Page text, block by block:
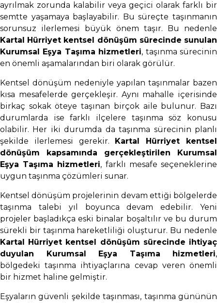
ayrılmak zorunda kalabilir veya geçici olarak farklı bir
semtte yaşamaya başlayabilir. Bu süreçte taşınmanın
sorunsuz ilerlemesi büyük önem taşır. Bu nedenle
Kartal Hürriyet kentsel dönüşüm sürecinde sunulan
Kurumsal Eşya Taşıma hizmetleri, taşınma sürecinin
en önemli aşamalarından biri olarak görülür.
Kentsel dönüşüm nedeniyle yapılan taşınmalar bazen
kısa mesafelerde gerçekleşir. Aynı mahalle içerisinde
birkaç sokak öteye taşınan birçok aile bulunur. Bazı
durumlarda ise farklı ilçelere taşınma söz konusu
olabilir. Her iki durumda da taşınma sürecinin planlı
şekilde ilerlemesi gerekir.
Kartal Hürriyet kentsel
dönüşüm kapsamında gerçekleştirilen Kurumsal
Eşya Taşıma hizmetleri, farklı mesafe seçeneklerine
uygun taşınma çözümleri sunar.
Kentsel dönüşüm projelerinin devam ettiği bölgelerde
taşınma talebi yıl boyunca devam edebilir. Yeni
projeler başladıkça eski binalar boşaltılır ve bu durum
sürekli bir taşınma hareketliliği oluşturur. Bu nedenle
Kartal Hürriyet kentsel dönüşüm sürecinde ihtiyaç
duyulan Kurumsal Eşya Taşıma hizmetleri,
bölgedeki taşınma ihtiyaçlarına cevap veren önemli
bir hizmet haline gelmiştir.
Eşyaların güvenli şekilde taşınması, taşınma gününün